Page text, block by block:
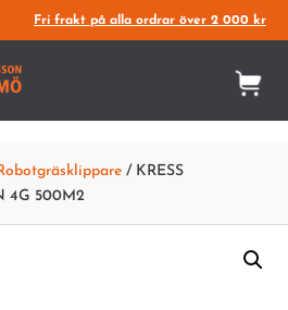
Fri frakt på alla ordrar över 2 000 kr
/ KRESS
4G 500M2